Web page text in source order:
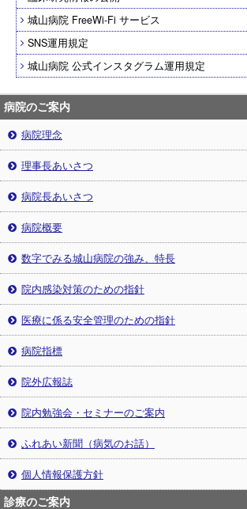
城山病院 FreeWi-Fi サービス
SNS運用規定
城山病院 公式インスタグラム運用規定
病院のご案内
病院理念
理事長あいさつ
病院長あいさつ
病院概要
数字でみる城山病院の強み、特長
院内感染対策のための指針
医療に係る安全管理のための指針
病院指標
院外広報誌
院内勉強会・セミナーのご案内
ふれあい新聞（病気のお話）
個人情報保護方針
診療のご案内